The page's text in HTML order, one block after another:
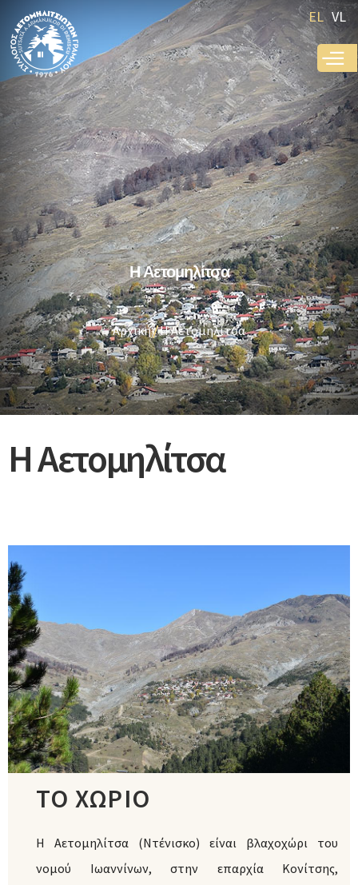
Παράκαμψη
προς το
κυρίως
περιεχόμενο
EL VL
Αρχική Η Αετομηλίτσα
Η Αετομηλίτσα
Η Αετομηλίτσα
ΤΟ ΧΩΡΙΟ
Η Αετομηλίτσα (Ντένισκο) είναι βλαχοχώρι του
νομού Ιωαννίνων, στην επαρχία Κονίτσης,